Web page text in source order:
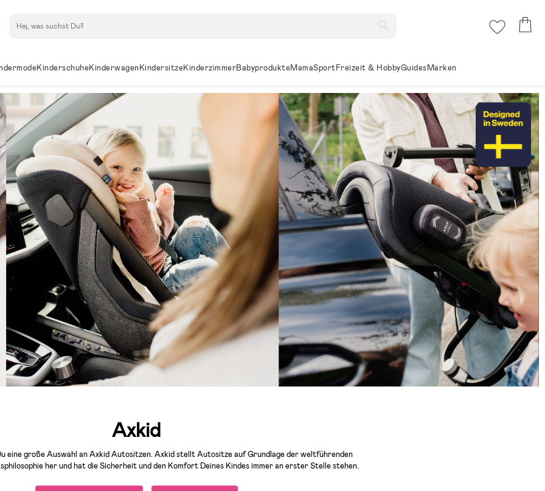
KinderschuheKinderwagenKindersitzeKinderzimmerBabyprodukteMamaSportFreizeit & HobbyGuidesMarken
Axkid
eine große Auswahl an Axkid Autositzen. Axkid stellt Autositze auf Grundlage der weltführenden
her und hat die Sicherheit und den Komfort Deines Kindes immer an erster Stelle stehen.